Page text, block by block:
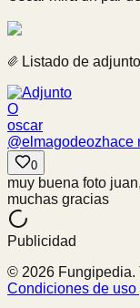
Listado de
O
oscar
@elmagodeozhace
0
muy buena foto
muchas gracias
Publicidad
© 2026 Fungipedia.
Condiciones de uso